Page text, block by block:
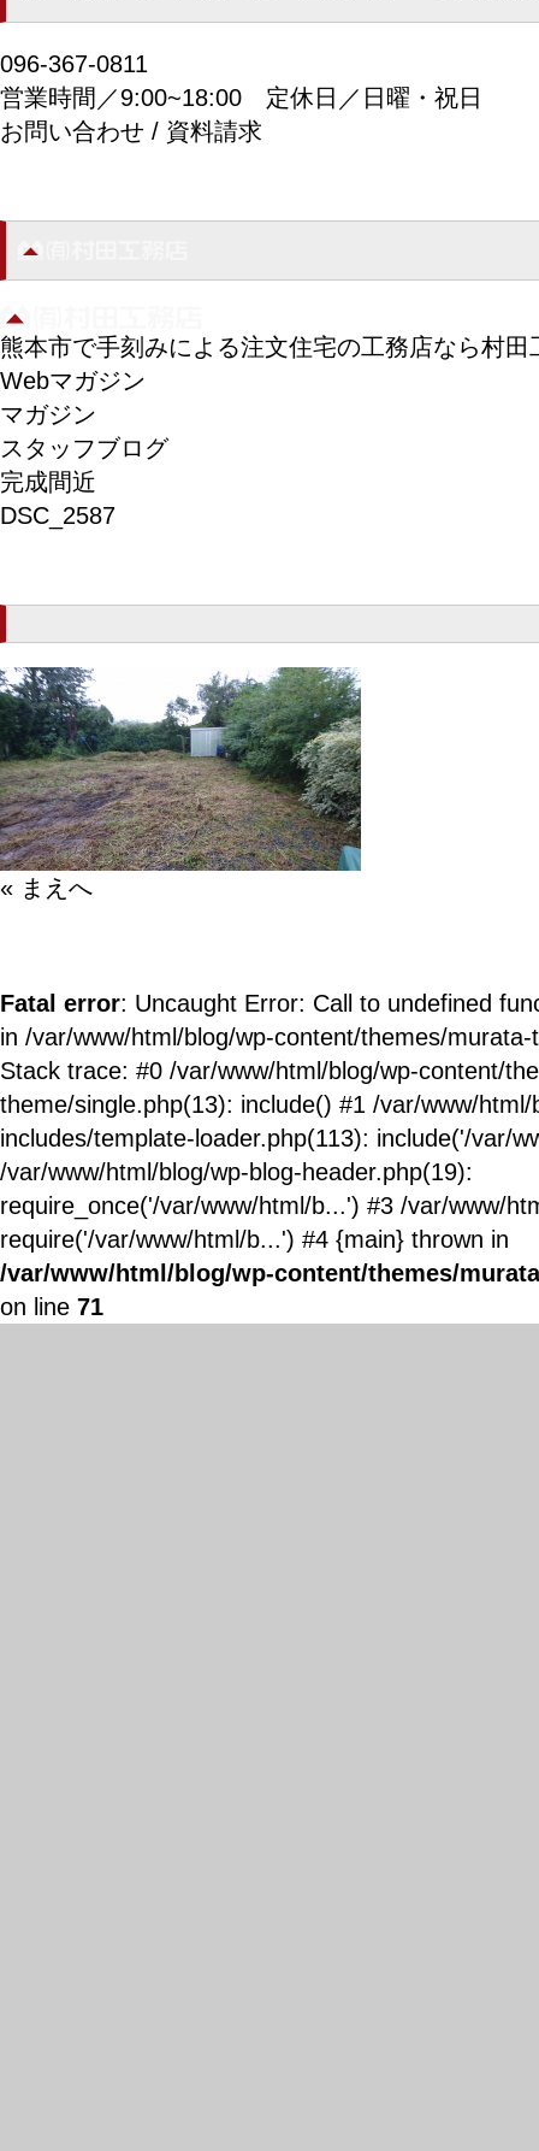
096-367-0811
営業時間／9:00~18:00 定休日／日曜・祝日
お問い合わせ / 資料請求
熊本市で手刻みによる注文住宅の工務店なら村田
Webマガジン
マガジン
スタッフブログ
完成間近
DSC_2587
« まえへ
Fatal error: Uncaught Error: Call to undefined
in /var/www/html/blog/wp-content/themes/
Stack trace: #0 /var/www/html/blog/wp-content/
theme/single.php(13): include() #1 /var/www/html/
includes/template-loader.php(113): include('/var/
/var/www/html/blog/wp-blog-header.php(19):
require_once('/var/www/html/b...') #3 /var/www/
require('/var/www/html/b...') #4 {main} thrown in
/var/www/html/blog/wp-content/themes/
on line 71